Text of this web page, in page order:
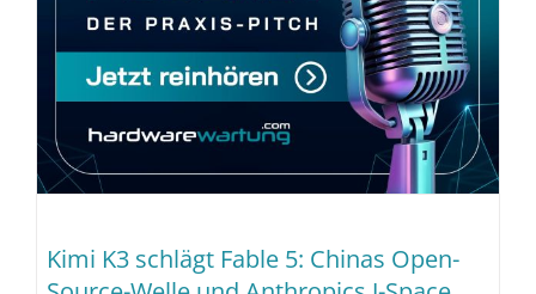
Kimi K3 schlägt Fable 5: Chinas Open-